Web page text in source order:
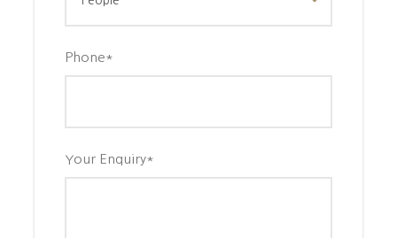
Phone*
Your Enquiry*
– 여권
– 계절에 맞는 복장
– 휴대폰 등 전자기기 충전기